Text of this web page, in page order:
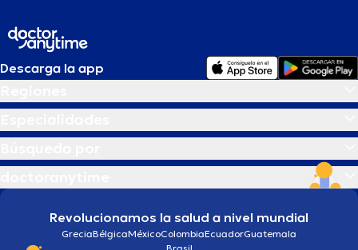
Descarga la app
Revolucionamos la salud a nivel mundial
GreciaBélgicaMéxicoColombiaEcuadorGuatemala